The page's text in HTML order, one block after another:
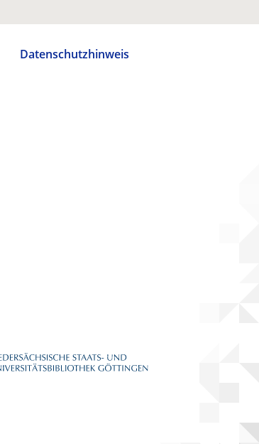
Datenschutzhinweis